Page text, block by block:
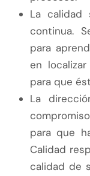
La calidad
continua.
para
en
para que
La
para que
Calidad
calidad de